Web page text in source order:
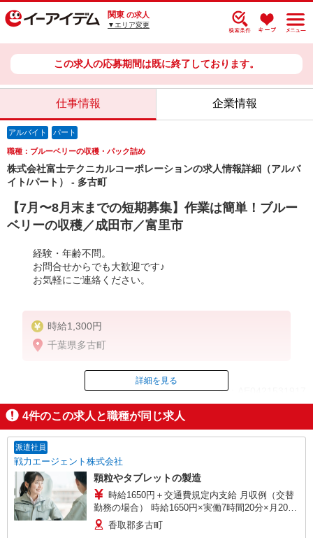
関東 の求人
▼エリア変更
この求人の応募期間は既に終了しております。
仕事情報 企業情報
アルバイト パート
職種：ブルーベリーの収穫・パック詰め
株式会社富士テクニカルコーポレーションの求人情報詳細（アルバ
イト/パート） - 多古町
【7月〜8月末までの短期募集】作業は簡単！ブルー
ベリーの収穫／成田市／富里市
経験・年齢不問。
お問合せからでも大歓迎です♪
お気軽にご連絡ください。
時給1,300円
千葉県多古町
ID：AE0421531917
掲載期間終了
詳細を見る
4件のこの求人と職種が同じ求人
派遣社員
戦力エージェント株式会社
顆粒やタブレットの製造
時給1650円＋交通費規定内支給 月収例（交替
勤務の場合） 時給1650円×実働7時間20分×月20日
勤務＝239,250円
香取郡多古町